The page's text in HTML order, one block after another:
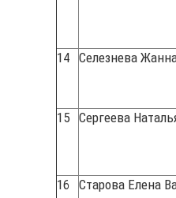
14 Селезнева
15 Сергеева
16 Старова Елена